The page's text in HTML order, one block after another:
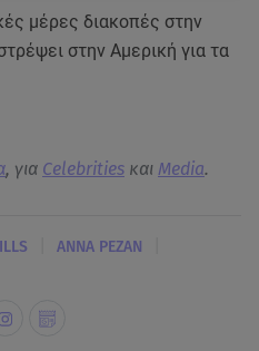
μέρες διακοπές στην
στην Αμερική για τα
, για Celebrities και Media.
ΑΝΝΑ ΡΕΖΑΝ